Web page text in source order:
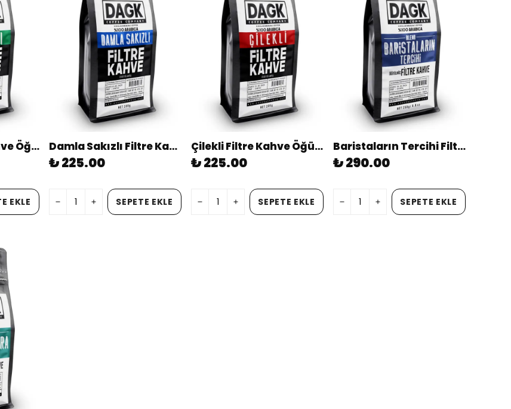
Fındıklı Filtre Kahve Öğütülmüş 200g (aromalı)
EKLE
Damla Sakızlı Filtre Kahve Öğütülmüş 200g (aromalı)
₺ 225.00
SEPETE EKLE
Çilekli Filtre Kahve Öğütülmüş 200g (aromalı)
₺ 225.00
SEPETE EKLE
Baristaların Tercihi Filtre Kahve 250g Öğütülmüş
₺ 290.00
SEPETE EKLE